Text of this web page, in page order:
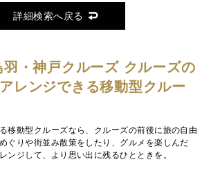
詳細検索へ戻る
・神戸クルーズ クルーズの
レンジできる移動型クルー
移動型クルーズなら、クルーズの前後に旅の自由
ぐりや街並み散策をしたり、グルメを楽しんだ
ンジして、より思い出に残るひとときを。